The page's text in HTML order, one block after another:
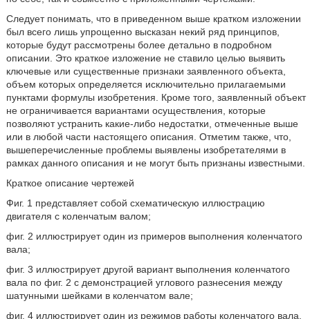
Следует понимать, что в приведенном выше кратком изложении
был всего лишь упрощенно высказан некий ряд принципов,
которые будут рассмотрены более детально в подробном
описании. Это краткое изложение не ставило целью выявить
ключевые или существенные признаки заявленного объекта,
объем которых определяется исключительно прилагаемыми
пунктами формулы изобретения. Кроме того, заявленный объект
не ограничивается вариантами осуществления, которые
позволяют устранить какие-либо недостатки, отмеченные выше
или в любой части настоящего описания. Отметим также, что,
вышеперечисленные проблемы выявлены изобретателями в
рамках данного описания и не могут быть признаны известными.
Краткое описание чертежей
Фиг. 1 представляет собой схематическую иллюстрацию
двигателя с коленчатым валом;
фиг. 2 иллюстрирует один из примеров выполнения коленчатого
вала;
фиг. 3 иллюстрирует другой вариант выполнения коленчатого
вала по фиг. 2 с демонстрацией углового разнесения между
шатунными шейками в коленчатом вале;
фиг. 4 иллюстрирует один из режимов работы коленчатого вала.